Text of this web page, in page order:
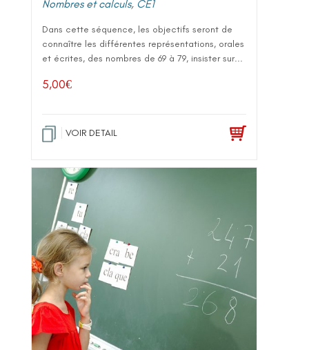
Nombres et calculs, CE1
Dans cette séquence, les objectifs seront de
connaître les différentes représentations, orales
et écrites, des nombres de 69 à 79, insister sur...
5,00€
VOIR DETAIL